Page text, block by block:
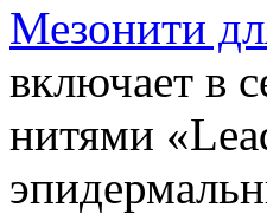
Мезонити
включает в
нитями